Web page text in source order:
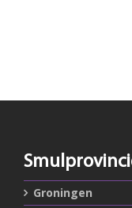
Groningen